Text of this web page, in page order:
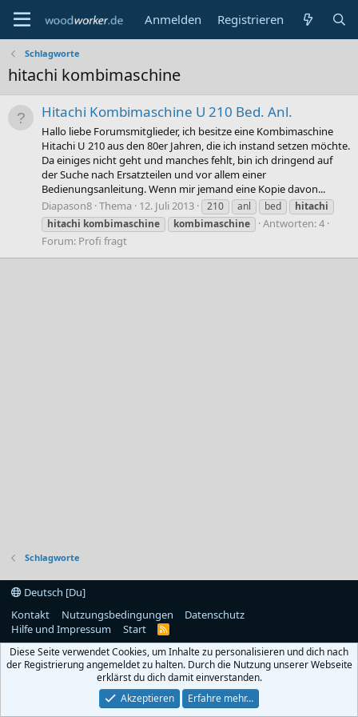
Anmelden Registrieren
Schlagworte
hitachi kombimaschine
Hitachi Kombimaschine U 210 Bed. Anl.
Hallo liebe Forumsmitglieder, ich besitze eine Kombimaschine
Hitachi U 210 aus den 80er Jahren, die ich instand setzen möchte.
Da einiges nicht geht und manches fehlt, bin ich dringend auf
der Suche nach Ersatzteilen und vor allem einer
Bedienungsanleitung. Wenn mir jemand eine Kopie davon...
Diapason8 Thema 12. Juli 2013 210 anl bed
hitachi
hitachi kombimaschine kombimaschine
Antworten: 4
Forum: Profi fragt
Schlagworte
Deutsch [Du]
Kontakt
Nutzungsbedingungen
Datenschutz
Hilfe und Impressum
Start
R
S
Diese Seite verwendet Cookies, um Inhalte zu personalisieren und dich nach
der Registrierung angemeldet zu halten. Durch die Nutzung unserer Webseite
erklärst du dich damit einverstanden.
Akzeptieren
Erfahre mehr…